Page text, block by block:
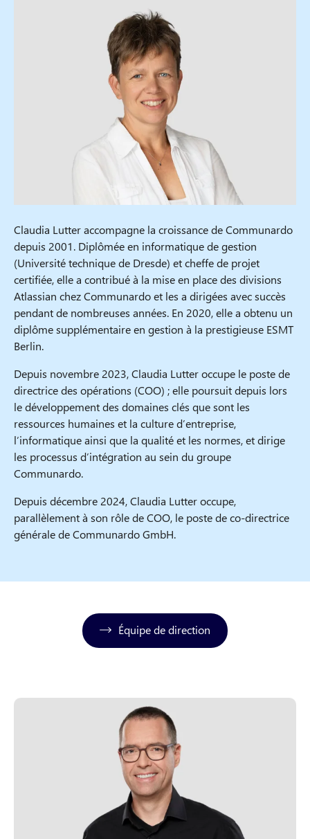
Claudia Lutter accompagne la croissance de Communardo
depuis 2001. Diplômée en informatique de gestion
(Université technique de Dresde) et cheffe de projet
certifiée, elle a contribué à la mise en place des divisions
Atlassian chez Communardo et les a dirigées avec succès
pendant de nombreuses années. En 2020, elle a obtenu un
diplôme supplémentaire en gestion à la prestigieuse ESMT
Berlin.
Depuis novembre 2023, Claudia Lutter occupe le poste de
directrice des opérations (COO) ; elle poursuit depuis lors
le développement des domaines clés que sont les
ressources humaines et la culture d’entreprise,
l’informatique ainsi que la qualité et les normes, et dirige
les processus d’intégration au sein du groupe
Communardo.
Depuis décembre 2024, Claudia Lutter occupe,
parallèlement à son rôle de COO, le poste de co-directrice
générale de Communardo GmbH.
Équipe de direction